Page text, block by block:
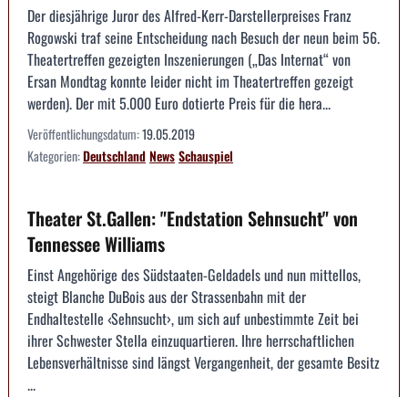
Der diesjährige Juror des Alfred-Kerr-Darstellerpreises Franz
Rogowski traf seine Entscheidung nach Besuch der neun beim 56.
Theatertreffen gezeigten Inszenierungen („Das Internat“ von
Ersan Mondtag konnte leider nicht im Theatertreffen gezeigt
werden). Der mit 5.000 Euro dotierte Preis für die hera...
Veröffentlichungsdatum:19.05.2019
Kategorien:DeutschlandNewsSchauspiel
Theater St.Gallen: "Endstation Sehnsucht" von
Tennessee Williams
Einst Angehörige des Südstaaten-Geldadels und nun mittellos,
steigt Blanche DuBois aus der Strassenbahn mit der
Endhaltestelle ‹Sehnsucht›, um sich auf unbestimmte Zeit bei
ihrer Schwester Stella einzuquartieren. Ihre herrschaftlichen
Lebensverhältnisse sind längst Vergangenheit, der gesamte Besitz
...